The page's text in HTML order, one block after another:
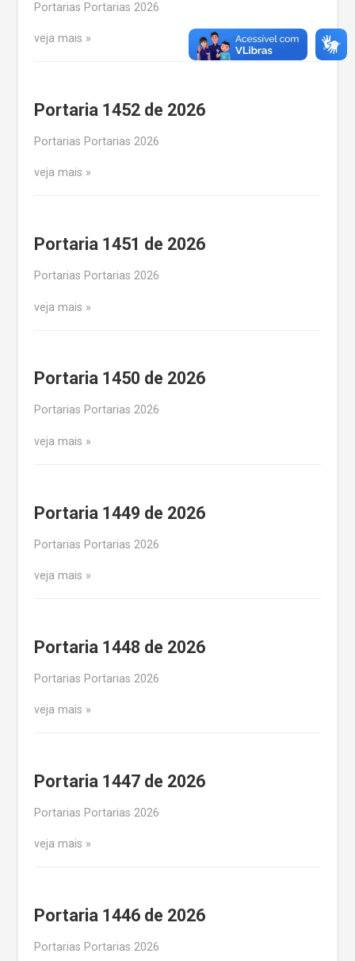
Portarias Portarias 2026
veja mais
Portaria 1452 de 2026
Portarias Portarias 2026
veja mais
Portaria 1451 de 2026
Portarias Portarias 2026
veja mais
Portaria 1450 de 2026
Portarias Portarias 2026
veja mais
Portaria 1449 de 2026
Portarias Portarias 2026
veja mais
Portaria 1448 de 2026
Portarias Portarias 2026
veja mais
Portaria 1447 de 2026
Portarias Portarias 2026
veja mais
Portaria 1446 de 2026
Portarias Portarias 2026